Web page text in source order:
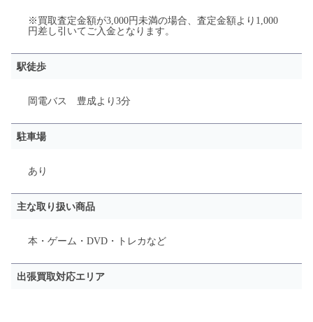
※買取査定金額が3,000円未満の場合、査定金額より1,000
円差し引いてご入金となります。
駅徒歩
岡電バス 豊成より 3分
駐車場
あり
主な取り扱い商品
本・ゲーム・DVD・トレカなど
出張買取対応エリア